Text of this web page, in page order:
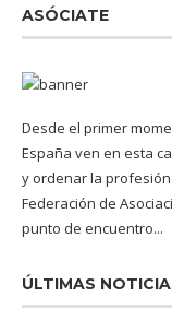
ASÓCIATE
Desde el primer
España ven en esta
y ordenar la
Federación de
punto de encuentro...
ÚLTIMAS